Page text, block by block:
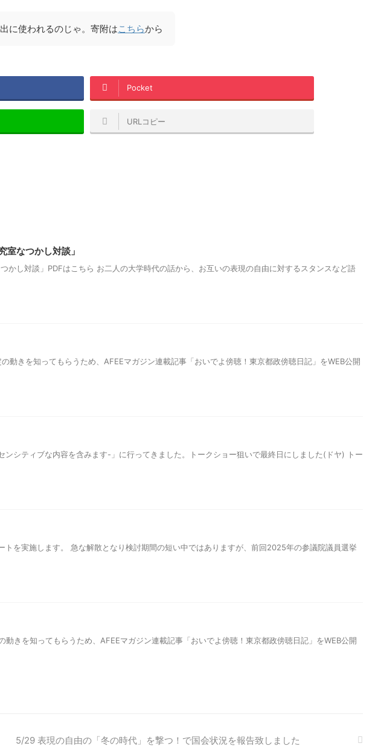
に使われるのじゃ。寄附はこちらから
Pocket
URLコピー
なつかし対談」
し対談」PDFはこちら お二人の大学時代の話から、お互いの表現の自由に対するスタンスなど語
きを知ってもらうため、AFEEマガジン連載記事「おいでよ傍聴！東京都政傍聴日記」をWEB公開
シティブな内容を含みます-」に行ってきました。トークショー狙いで最終日にしました(ドヤ) トー
を実施します。 急な解散となり検討期間の短い中ではありますが、前回2025年の参議院議員選挙
きを知ってもらうため、AFEEマガジン連載記事「おいでよ傍聴！東京都政傍聴日記」をWEB公開
5/29 表現の自由の「冬の時代」を撃つ！で国会状況を報告致しました